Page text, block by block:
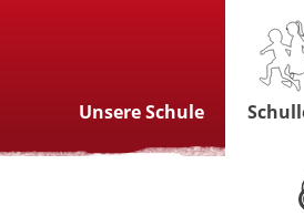
Unsere Schule